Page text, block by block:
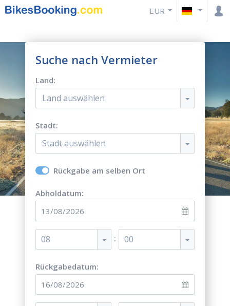
EUR
Suche nach Vermieter
Land:
Land auswählen
Stadt:
Stadt auswählen
Rückgabe am selben Ort
Abholdatum:
08 : 00
Rückgabedatum: